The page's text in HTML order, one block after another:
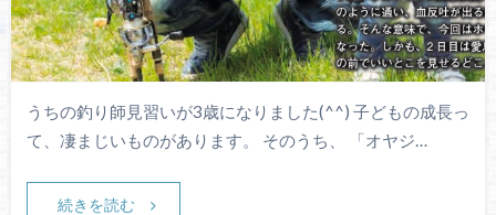
うちの釣り師見習いが3歳になりました(^^) 子どもの成長っ
て、凄まじいものがあります。 そのうち、 「オヤジ…
続きを読む